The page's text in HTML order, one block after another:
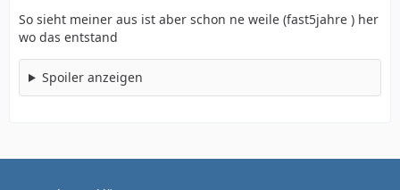
So sieht meiner aus ist aber schon ne weile (fast5jahre ) her
wo das entstand
Spoiler anzeigen